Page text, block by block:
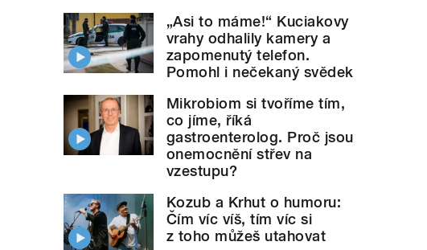
„Asi to máme!“ Kuciakovy
vrahy odhalily kamery a
zapomenutý telefon.
Pomohl i nečekaný svědek
Mikrobiom si tvoříme tím,
co jíme, říká
gastroenterolog. Proč jsou
onemocnění střev na
vzestupu?
Kozub a Krhut o humoru:
Čím víc víš, tím víc si
z toho můžeš utahovat